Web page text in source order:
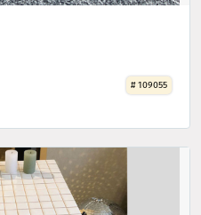
# 109055